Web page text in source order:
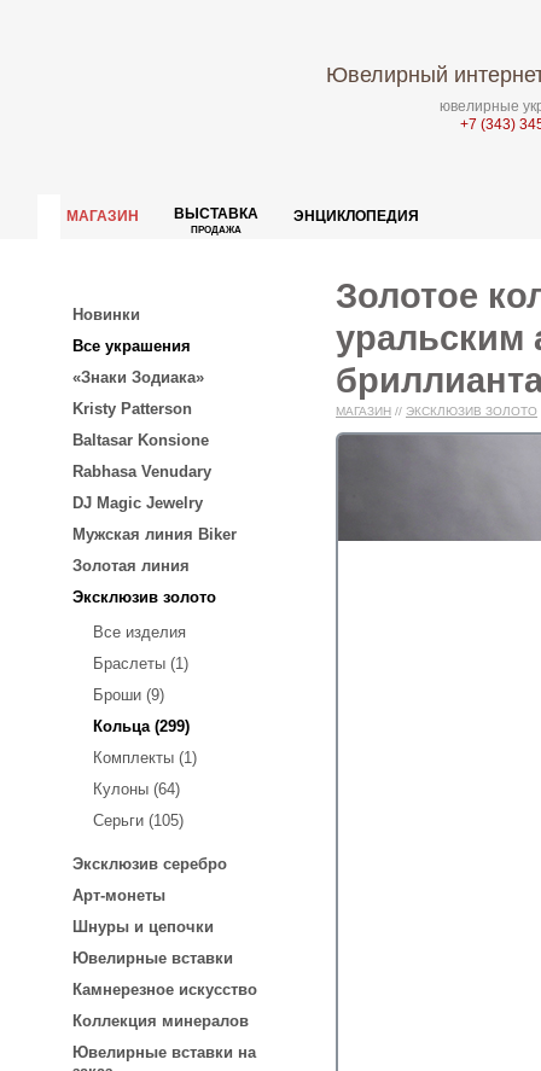
Ювелирный
ювелирные
+7 (343)
МАГАЗИН ВЫСТАВКА
ПРОДАЖА
ЭНЦИКЛОПЕДИЯ
Новинки
Все украшения
«Знаки Зодиака»
Kristy Patterson
Baltasar Konsione
Rabhasa Venudary
DJ Magic Jewelry
Мужская линия Biker
Золотая линия
Эксклюзив золото
Все изделия
Браслеты (1)
Броши (9)
Кольца (299)
Комплекты (1)
Кулоны (64)
Серьги (105)
Эксклюзив серебро
Арт-монеты
Шнуры и цепочки
Ювелирные вставки
Камнерезное искусство
Коллекция минералов
Ювелирные вставки на
Золотое
уральским
МАГАЗИН // ЭКСКЛЮЗИВ ЗОЛОТО